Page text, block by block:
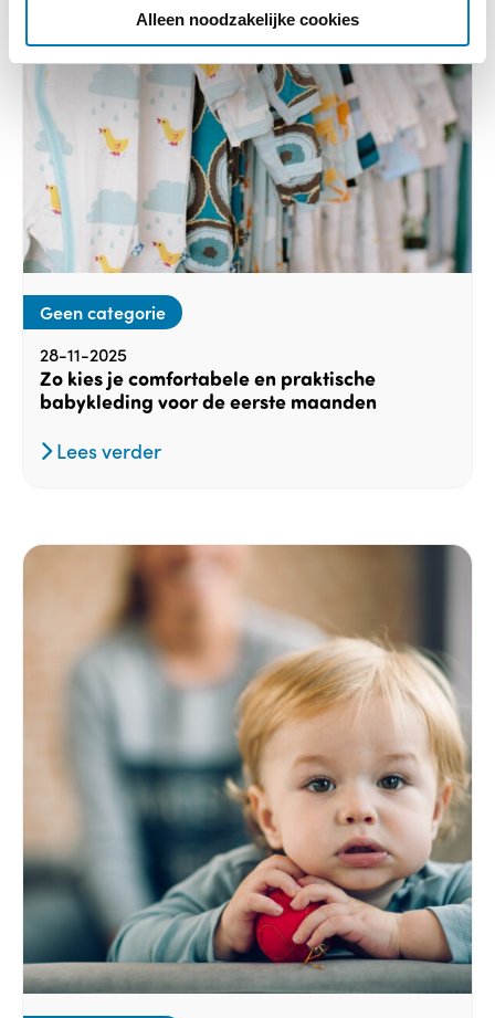
Alleen noodzakelijke cookies
Geen categorie
28-11-2025
Zo kies je comfortabele en praktische
babykleding voor de eerste maanden
Lees verder